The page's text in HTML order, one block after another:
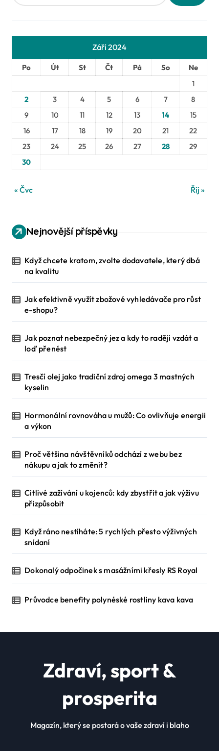
Září 2024
Po Út St Čt Pá So
Ne
1
2
3 4 5 6 7
8
9
10 11 12 13 14
15
16
17 18 19 20 21
22
23
24 25 26 27 28
29
30
« Čvc Říj »
Nejnovější příspěvky
Když chcete kratom, zvolte dodavatele, který dbá
na kvalitu
Jak efektivně využít zbožové vyhledávače pro růst
e-shopu?
Jak poznat nebezpečný jez a kdy to raději vzdát a
loď přenést
Tresčí olej jako tradiční zdroj omega 3 mastných
kyselin
Hormonální rovnováha u mužů: Co ovlivňuje energii
a výkon
Proč většina návštěvníků odchází z webu bez
nákupu a jak to změnit?
Citlivé zažívání u kojenců: kdy zbystřit a jak výživu
přizpůsobit
Když ráno nestíháte: 5 rychlých přesto výživných
snídaní
Dokonalý odpočinek s masážními křesly RS Royal
Průvodce benefity polynéské rostliny kava kava
Zdraví, sport &
prosperita
Magazín, který se postará o vaše zdraví i blaho